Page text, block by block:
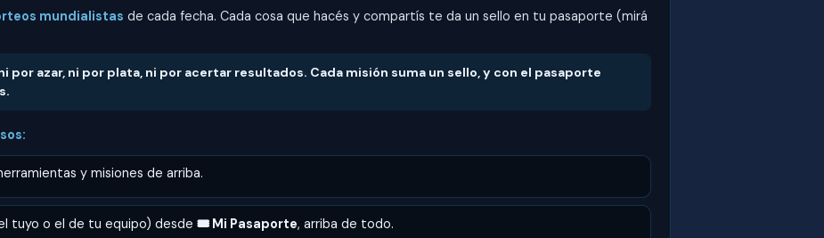
mundialistas de cada fecha. Cada cosa que hacés y compartís te da un sello en tu pasaporte (mirá
por azar, ni por plata, ni por acertar resultados. Cada misión suma un sello, y con el pasaporte
y misiones de arriba.
tuyo o el de tu equipo) desde 🎟️ Mi Pasaporte, arriba de todo.